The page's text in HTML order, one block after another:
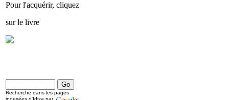
Pour l'acquérir, cliquez
sur le livre
Recherche dans les pages
indexées d'Idixa par